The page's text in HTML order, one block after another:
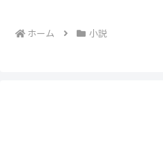
ホーム 小説